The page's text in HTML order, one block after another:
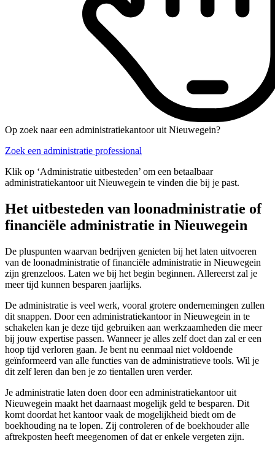
Op zoek naar een administratiekantoor uit Nieuwegein?
Zoek een administratie professional
Klik op ‘Administratie uitbesteden’ om een betaalbaar
administratiekantoor uit Nieuwegein te vinden die bij je past.
Het uitbesteden van loonadministratie of
financiële administratie in Nieuwegein
De pluspunten waarvan bedrijven genieten bij het laten uitvoeren
van de loonadministratie of financiële administratie in Nieuwegein
zijn grenzeloos. Laten we bij het begin beginnen. Allereerst zal je
meer tijd kunnen besparen jaarlijks.
De administratie is veel werk, vooral grotere ondernemingen zullen
dit snappen. Door een administratiekantoor in Nieuwegein in te
schakelen kan je deze tijd gebruiken aan werkzaamheden die meer
bij jouw expertise passen. Wanneer je alles zelf doet dan zal er een
hoop tijd verloren gaan. Je bent nu eenmaal niet voldoende
geïnformeerd van alle functies van de administratieve tools. Wil je
dit zelf leren dan ben je zo tientallen uren verder.
Je administratie laten doen door een administratiekantoor uit
Nieuwegein maakt het daarnaast mogelijk geld te besparen. Dit
komt doordat het kantoor vaak de mogelijkheid biedt om de
boekhouding na te lopen. Zij controleren of de boekhouder alle
aftrekposten heeft meegenomen of dat er enkele vergeten zijn.